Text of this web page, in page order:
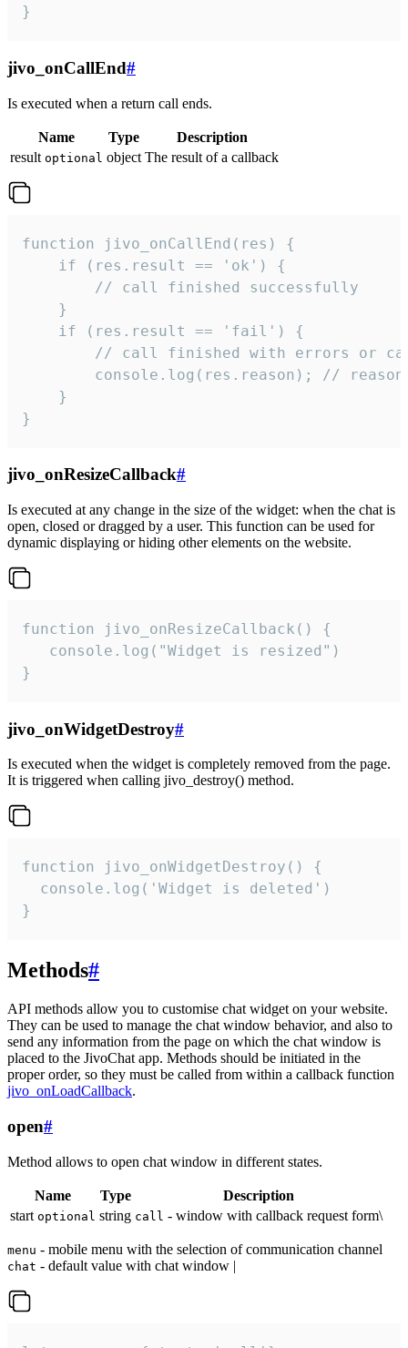
}
jivo_onCallEnd#
Is executed when a return call ends.
Name Type
Description
result optional object The result of a callback
function jivo_onCallEnd(res) {
    if (res.result == 'ok') {
        // call finished successfully
    }
    if (res.result == 'fail') {
// call finished with errors or
console.log(res.reason); //
    }
}
jivo_onResizeCallback#
Is executed at any change in the size of the widget: when the chat is
open, closed or dragged by a user. This function can be used for
dynamic displaying or hiding other elements on the website.
function jivo_onResizeCallback() {
   console.log("Widget is resized")
}
jivo_onWidgetDestroy#
Is executed when the widget is completely removed from the page.
It is triggered when calling jivo_destroy() method.
function jivo_onWidgetDestroy() {
  console.log('Widget is deleted')
}
Methods#
API methods allow you to customise chat widget on your website.
They can be used to manage the chat window behavior, and also to
send any information from the page on which the chat window is
placed to the JivoChat app. Methods should be initiated in the
proper order, so they must be called from within a callback function
jivo_onLoadCallback.
open#
Method allows to open chat window in different states.
Name Type
Description
start optional string call - window with callback request form\
menu - mobile menu with the selection of communication channel
chat - default value with chat window |